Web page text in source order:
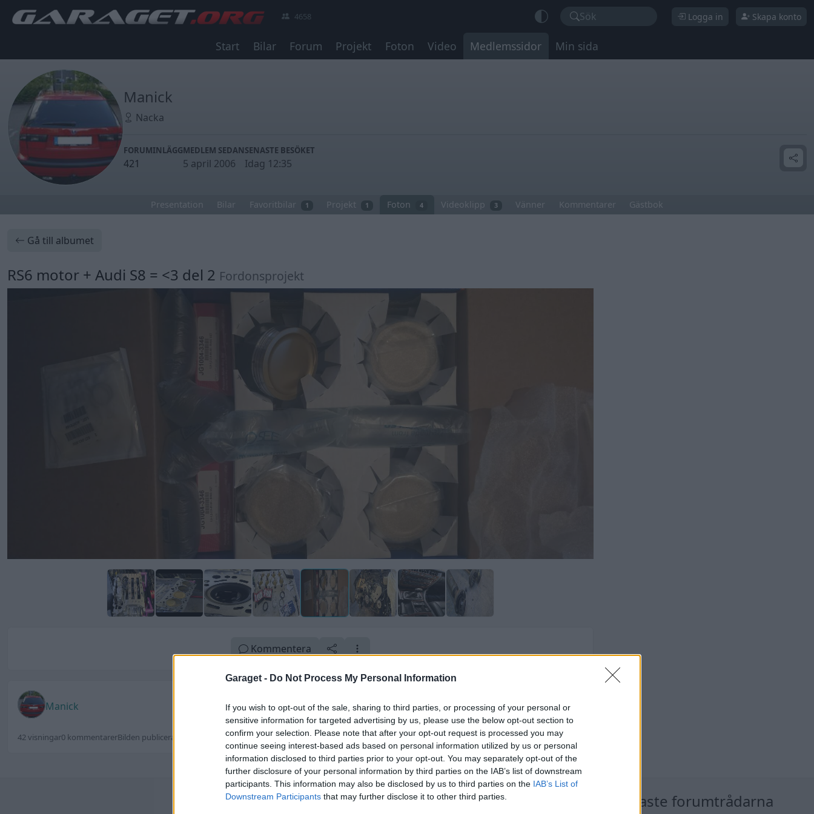
Garaget - Do Not Process My Personal Information
If you wish to opt-out of the sale, sharing to third parties, or processing of your personal or
sensitive information for targeted advertising by us, please use the below opt-out section to
confirm your selection. Please note that after your opt-out request is processed you may
continue seeing interest-based ads based on personal information utilized by us or personal
information disclosed to third parties prior to your opt-out. You may separately opt-out of the
further disclosure of your personal information by third parties on the IAB’s list of downstream
participants. This information may also be disclosed by us to third parties on the IAB’s List of
Downstream Participants that may further disclose it to other third parties.
4658 Sök Logga in Skapa konto
Start Bilar Forum Projekt Foton Video Medlemssidor Min sida
Manick
Nacka
FORUMINLÄGG
421
MEDLEM SEDAN
5 april 2006
SENASTE BESÖKET
Idag 12:35
Presentation Bilar Favoritbilar 1 Projekt 1 Foton 4 Videoklipp 3 Vänner Kommentarer Gästbok
Gå till albumet
RS6 motor + Audi S8 = <3 del 2 Fordonsprojekt
Kommentera
Manick
42 visningar0 kommentarerBilden publicerades 10 maj
Senaste foruminläggen Senaste projektinläggen Nyaste forumtrådarna